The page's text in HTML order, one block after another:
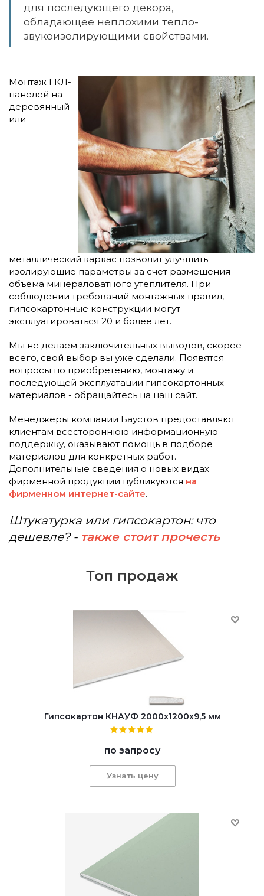
для последующего декора,
обладающее неплохими тепло-
звукоизолирующими свойствами.
Монтаж ГКЛ-
панелей на
деревянный
или
металлический каркас позволит улучшить
изолирующие параметры за счет размещения
объема минераловатного утеплителя. При
соблюдении требований монтажных правил,
гипсокартонные конструкции могут
эксплуатироваться 20 и более лет.
Мы не делаем заключительных выводов, скорее
всего, свой выбор вы уже сделали. Появятся
вопросы по приобретению, монтажу и
последующей эксплуатации гипсокартонных
материалов - обращайтесь на наш сайт.
Менеджеры компании Баустов предоставляют
клиентам всестороннюю информационную
поддержку, оказывают помощь в подборе
материалов для конкретных работ.
Дополнительные сведения о новых видах
фирменной продукции публикуются на
фирменном интернет-сайте.
Штукатурка или гипсокартон: что
дешевле? - также стоит прочесть
Топ продаж
Гипсокартон КНАУФ 2000x1200x9,5 мм
по запросу
Узнать цену